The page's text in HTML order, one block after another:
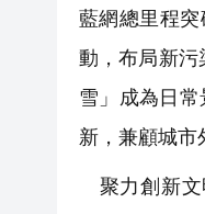
藍網總里程
動，布局新污
雪」成為日
新，兼顧城市
聚力創新文